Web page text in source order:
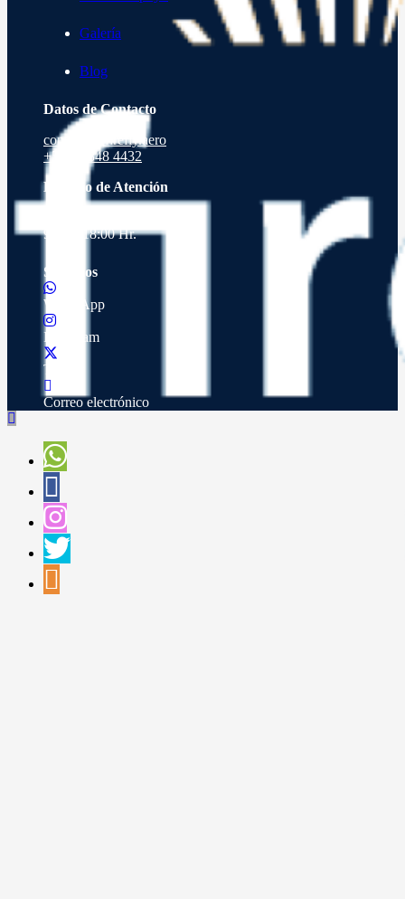
Galería
Blog
Datos de Contacto
contacto@firefly.aero
+56 9 9848 4432
Horario de Atención
9:00 a 18:00 Hr.
Síguenos
WhatsApp
Instagram
Twitter
Correo electrónico